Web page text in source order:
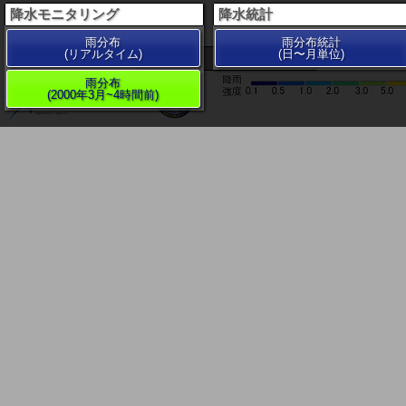
200 km
降水モニタリング
雨分布
(リアルタイム)
雨分布
(2000年3月~4時間前)
降水統計
雨分布統計
(日〜月単位)